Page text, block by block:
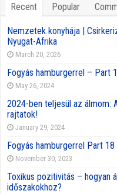
Recent Popular
Nemzetek konyhája |
Nyugat-Afrika
March 20, 2026
Fogyás hamburgerrel – Part
May 26, 2024
2024-ben teljesül az álmom:
rajtatok!
January 29, 2024
Fogyás hamburgerrel Part
November 30, 2023
Toxikus pozitivitás – hogyan
időszakokhoz?